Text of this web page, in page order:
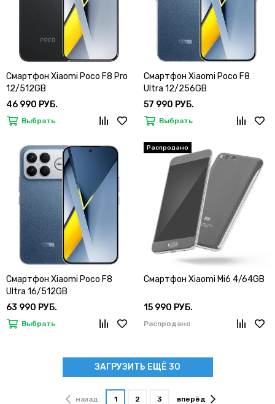
Смартфон Xiaomi Poco F8 Pro
12/512GB
46 990 РУБ.
Выбрать
Смартфон Xiaomi Poco F8
Ultra 12/256GB
57 990 РУБ.
Выбрать
Смартфон Xiaomi Poco F8
Ultra 16/512GB
63 990 РУБ.
Выбрать
Смартфон Xiaomi Mi6 4/64GB
15 990 РУБ.
Распродано
ЗАГРУЗИТЬ ЕЩЁ 30
назад 1 2 3 вперёд